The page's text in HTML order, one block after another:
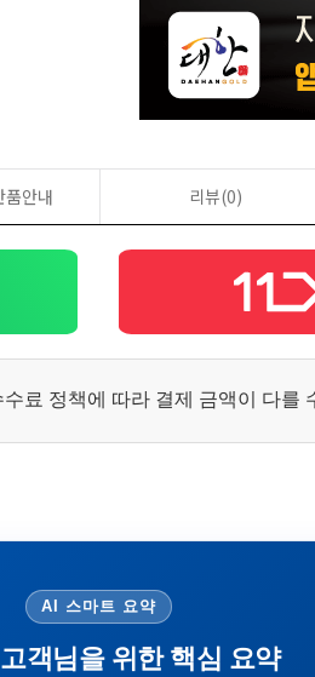
안내 리뷰(0)
료 정책에 따라 결제 금액이 다를
AI 스마트 요약
객님을 위한 핵심 요약